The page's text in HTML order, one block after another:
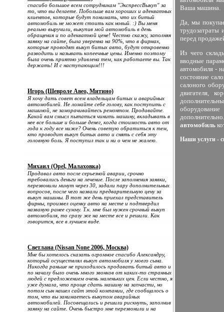
спасибо большое всем сотрудникам "ЭкспрессВыкуп" за
то, что вы делаете. Побольше вам хороших и адекватных
клиентов, которые будут понимать, что их битый
автомобиль не может стоить как новый. :) Вы меня
реально выручили, выкупив мой автомобиль в день
обращения и по адекватной цене! Честно скажу, заполняя
заявку на сайте, была уверенна на 90%, что в фирмах,
которые проводят выкуп битых авто, будут откровенно
разводить и называть копеечные цены. Именно поэтому
была очень приятно удивлена тем, как работаете вы. Так
держать! И с наступающим!!!
Игорь (Шевроле Авео, Митино)
Я хочу дать совет всем владельцам битых и аварийных
автомобилей. Не ломайте себе голову, как поступить с
машиной, не заморачивайтесь ремонтом. Продавайте.
Какой вам смысл пытаться чинить машину, вкладывать в
нее все больше и больше денег, когда стоимость авто от
года к году все ниже? Очень советую обратиться к тем,
кто проводит выкуп битых авто и снять с себя эту
головную боль. Я поступил так и ни о чем не жалею.
Михаил (Opel, Малаховка)
Продавал авто после серьезной аварии, срочно
требовались деньги на лечение. После заполнения заявки,
перезвонили минут через 30, задали пару дополнительных
вопросов, после чего назвали предварительную цену за
выкуп машины. В тот же день приехал представитель
фирмы, произвел оценку авто на месте и подтвердил
названую ранее сумму. Т.к. мне был нужен срочный выкуп
автомобиля, то сразу же на месте все и решили. Как
говорится, все в лучшем виде.
Светлана (Nissan None 2006, Москва)
Мне бы хотелось сказать огромное спасибо Александру,
который осуществлял выкуп автомобиля у моего сына.
Никогда раньше не приходилось продавать битый авто и
по началу было очень много звонков от каких-то странных
людей с предложением очень маленьких цен. Если честно, я
уже думала, что проще сдать машину на запчасти, но
потом сын нашел сайт этой компании, где сообщалось о
том, что вы занимаетесь выкупом аварийных
автомобилей. Посовещались и решили рискнуть, заполнив
заявку на сайте. Очень быстро мне перезвонили и на
Ваша машина.
Да, мы
перед
Из чего
вводные
автомобиля -
состояние
салоного
двигателя,
автомобиль
Наши услуги -